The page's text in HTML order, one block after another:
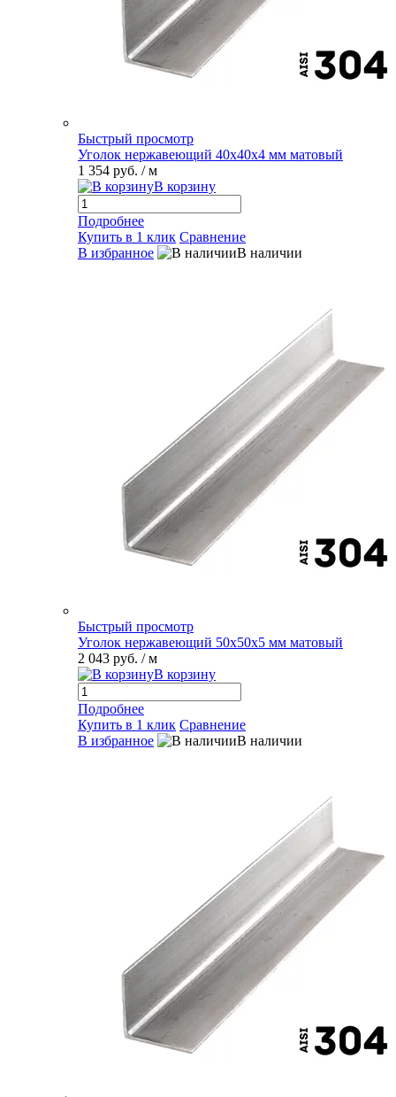
Быстрый просмотр
Уголок нержавеющий 40х40х4 мм матовый
1 354 руб. / м
В корзину
Подробнее
Купить в 1 клик Сравнение
В избранное
В наличии
Быстрый просмотр
Уголок нержавеющий 50х50х5 мм матовый
2 043 руб. / м
В корзину
Подробнее
Купить в 1 клик Сравнение
В избранное
В наличии